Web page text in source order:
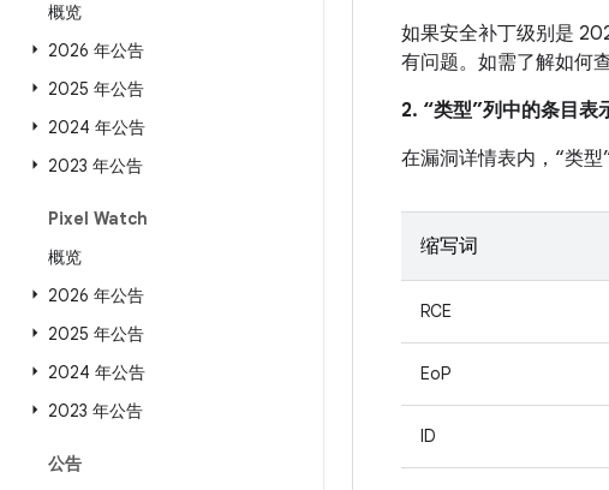
概览
2026 年公告
2025 年公告
2024 年公告
2023 年公告
Pixel Watch
概览
2026 年公告
2025 年公告
2024 年公告
2023 年公告
公告
如果安全补丁级别是
有问题。如需了解如何
2. “类型”列中的条目表
在漏洞详情表内，“类型
缩写词
RCE
EoP
ID